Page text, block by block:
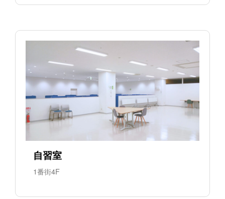
自習室
1番街4F